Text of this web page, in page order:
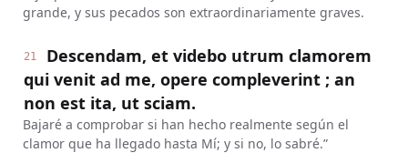
grande, y sus pecados son extraordinariamente graves.
21
Descendam, et videbo utrum clamorem
qui venit ad me, opere compleverint ; an
non est ita, ut sciam.
Bajaré a comprobar si han hecho realmente según el
clamor que ha llegado hasta Mí; y si no, lo sabré.”